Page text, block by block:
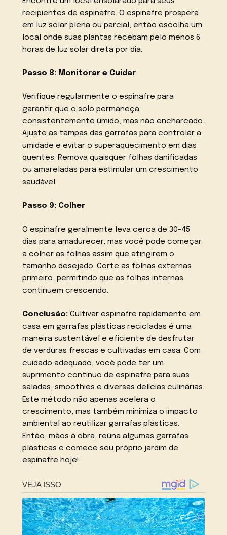
recipientes de espinafre. O espinafre prospera
em luz solar plena ou parcial, então escolha um
local onde suas plantas recebam pelo menos 6
horas de luz solar direta por dia.
Passo 8: Monitorar e Cuidar
Verifique regularmente o espinafre para
garantir que o solo permaneça
consistentemente úmido, mas não encharcado.
Ajuste as tampas das garrafas para controlar a
umidade e evitar o superaquecimento em dias
quentes. Remova quaisquer folhas danificadas
ou amareladas para estimular um crescimento
saudável.
Passo 9: Colher
O espinafre geralmente leva cerca de 30-45
dias para amadurecer, mas você pode começar
a colher as folhas assim que atingirem o
tamanho desejado. Corte as folhas externas
primeiro, permitindo que as folhas internas
continuem crescendo.
Conclusão: Cultivar espinafre rapidamente em
casa em garrafas plásticas recicladas é uma
maneira sustentável e eficiente de desfrutar
de verduras frescas e cultivadas em casa. Com
cuidado adequado, você pode ter um
suprimento contínuo de espinafre para suas
saladas, smoothies e diversas delícias culinárias.
Este método não apenas acelera o
crescimento, mas também minimiza o impacto
ambiental ao reutilizar garrafas plásticas.
Então, mãos à obra, reúna algumas garrafas
plásticas e comece seu próprio jardim de
espinafre hoje!